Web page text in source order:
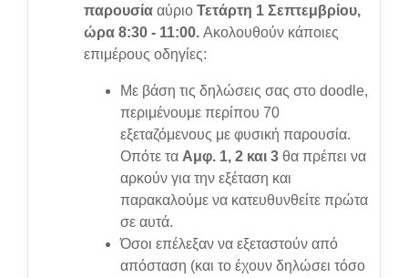
παρουσία αύριο Τετάρτη 1 Σεπτεμβρίου,
ώρα 8:30 - 11:00. Ακολουθούν κάποιες
επιμέρους οδηγίες:
Με βάση τις δηλώσεις σας στο doodle,
περιμένουμε περίπου 70
εξεταζόμενους με φυσική παρουσία.
Οπότε τα Αμφ. 1, 2 και 3 θα πρέπει να
αρκούν για την εξέταση και
παρακαλούμε να κατευθυνθείτε πρώτα
σε αυτά.
Όσοι επέλεξαν να εξεταστούν από
απόσταση (και το έχουν δηλώσει τόσο